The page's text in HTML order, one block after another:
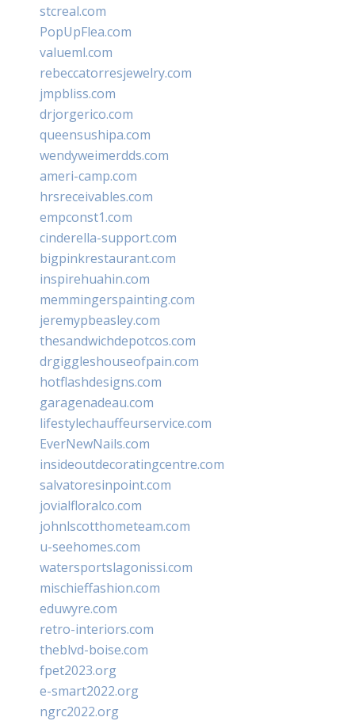
stcreal.com
PopUpFlea.com
valueml.com
rebeccatorresjewelry.com
jmpbliss.com
drjorgerico.com
queensushipa.com
wendyweimerdds.com
ameri-camp.com
hrsreceivables.com
empconst1.com
cinderella-support.com
bigpinkrestaurant.com
inspirehuahin.com
memmingerspainting.com
jeremypbeasley.com
thesandwichdepotcos.com
drgiggleshouseofpain.com
hotflashdesigns.com
garagenadeau.com
lifestylechauffeurservice.com
EverNewNails.com
insideoutdecoratingcentre.com
salvatoresinpoint.com
jovialfloralco.com
johnlscotthometeam.com
u-seehomes.com
watersportslagonissi.com
mischieffashion.com
eduwyre.com
retro-interiors.com
theblvd-boise.com
fpet2023.org
e-smart2022.org
ngrc2022.org